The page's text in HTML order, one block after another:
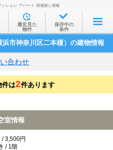
を探す
沿線・駅から
賃相場から
勤通学時間から
動産会社から
ション･アパート･部屋探し情報
最近見た
物件
保存中の
条件
市神奈川区二本榎）の建物情報
合わせ
件は2件あります
室情報
/ 3,500円
/ 1階